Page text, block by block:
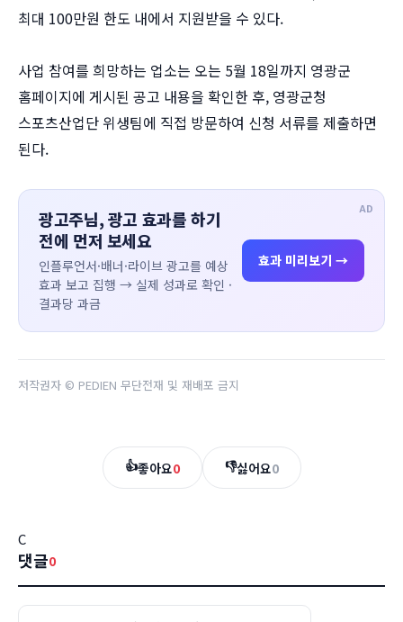
최대 100만원 한도 내에서 지원받을 수 있다.
사업 참여를 희망하는 업소는 오는 5월 18일까지 영광군
홈페이지에 게시된 공고 내용을 확인한 후, 영광군청
스포츠산업단 위생팀에 직접 방문하여 신청 서류를 제출하면
된다.
AD
광고주님, 광고 효과를 하기
전에 먼저 보세요
인플루언서·배너·라이브 광고를 예상
효과 보고 집행 → 실제 성과로 확인 ·
결과당 과금
효과 미리보기 →
저작권자 © PEDIEN 무단전재 및 재배포 금지
👍좋아요0 👎싫어요0
C
댓글0